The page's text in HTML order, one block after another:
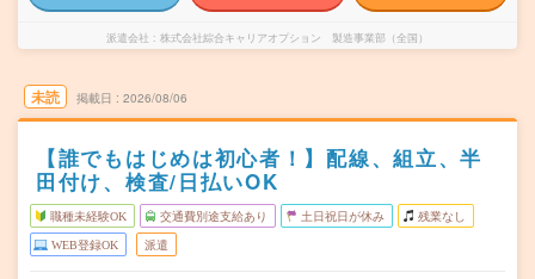
派遣会社 株式会社綜合キャリアオプション 製造事業部（全国）
未読 掲載日 2026/08/06
【誰でもはじめは初心者！】配線、組立、半
田付け、検査/日払いOK
職種未経験OK 交通費別途支給あり 土日祝日が休み 残業なし
WEB登録OK 派遣